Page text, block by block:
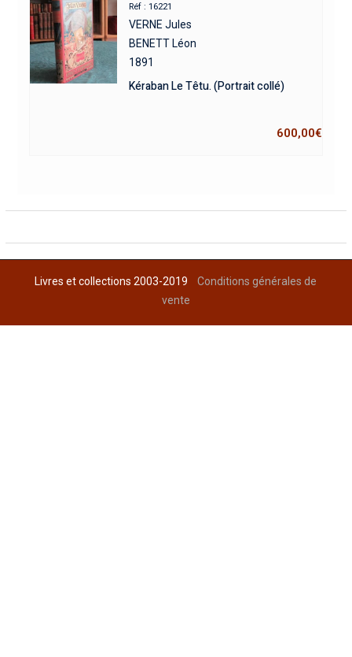
Réf : 16221
VERNE Jules
BENETT Léon
1891
Kéraban Le Têtu. (Portrait collé)
600,00€
Livres et collections 2003-2019Conditions générales de
vente